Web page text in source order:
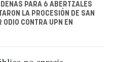
PARA 6 ABERTZALES
LA PROCESIÓN DE SAN
ODIO CONTRA UPN EN